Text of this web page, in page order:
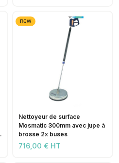
new
Nettoyeur de surface
Mosmatic 300mm avec jupe à
brosse 2x buses
716,00 € HT